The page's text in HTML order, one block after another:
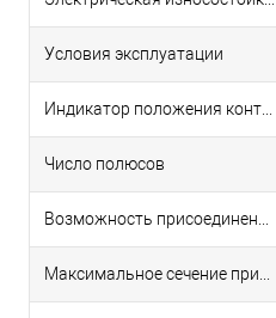
Условия эксплуатации
Число полюсов